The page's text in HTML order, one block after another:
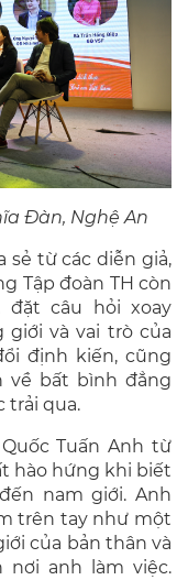
Đàn, Nghệ An
sẻ từ các diễn giả,
Tập đoàn TH còn
câu hỏi xoay
giới và vai trò của
định kiến, cũng
về bất bình đẳng
trải qua.
Tuấn Anh từ
hào hứng khi biết
nam giới. Anh
trên tay như một
của bản thân và
nơi anh làm việc.